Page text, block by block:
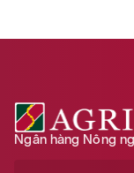
Ngân hàng Nông